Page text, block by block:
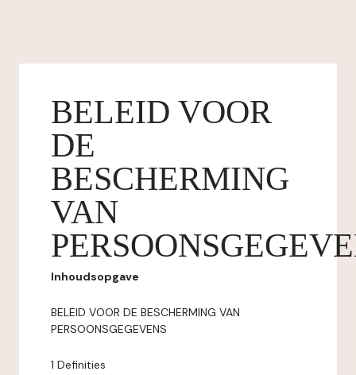
BELEID VOOR
DE
BESCHERMING
VAN
Inhoudsopgave
BELEID VOOR DE BESCHERMING VAN
PERSOONSGEGEVENS
1 Definities